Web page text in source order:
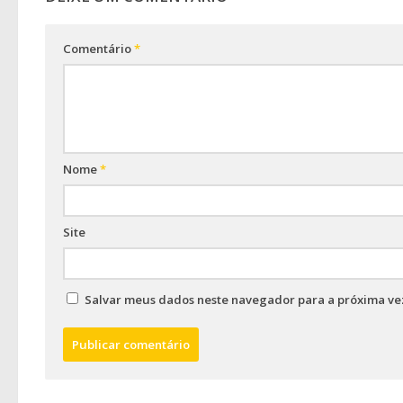
Comentário*
Nome*
Site
Salvar meus dados neste navegador para a próxima